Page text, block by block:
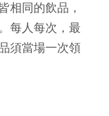
相同的飲品，
每人每次，最
須當場一次領